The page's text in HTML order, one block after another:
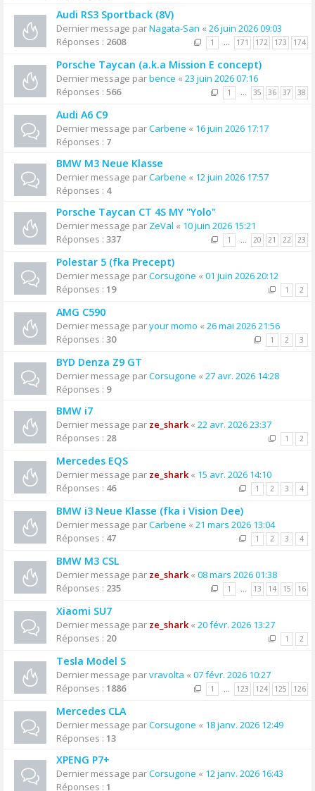
Audi RS3 Sportback (8V)
Dernier message parNagata-San « 26 juin 2026 09:03
Réponses : 2608 1 … 171 172 173 174
Porsche Taycan (a.k.a Mission E concept)
Dernier message parbence « 23 juin 2026 07:16
Réponses : 566 1 … 35 36 37 38
Audi A6 C9
Dernier message parCarbene « 16 juin 2026 17:17
Réponses : 7
BMW M3 Neue Klasse
Dernier message parCarbene « 12 juin 2026 17:57
Réponses : 4
Porsche Taycan CT 4S MY "Yolo"
Dernier message par ZeVal « 10 juin 2026 15:21
Réponses : 337 1 … 20 21 22 23
Polestar 5 (fka Precept)
Dernier message parCorsugone « 01 juin 2026 20:12
Réponses : 19 1 2
AMG C590
Dernier message paryour momo « 26 mai 2026 21:56
Réponses : 30 1 2 3
BYD Denza Z9 GT
Dernier message parCorsugone « 27 avr. 2026 14:28
Réponses : 9
BMW i7
Dernier message par ze_shark« 22 avr. 2026 23:37
Réponses : 28 1 2
Mercedes EQS
Dernier message par ze_shark« 15 avr. 2026 14:10
Réponses : 46 1 2 3 4
BMW i3 Neue Klasse (fka i Vision Dee)
Dernier message parCarbene « 21 mars 2026 13:04
Réponses : 47 1 2 3 4
BMW M3 CSL
Dernier message par ze_shark« 08 mars 2026 01:38
Réponses : 235 1 … 13 14 15 16
Xiaomi SU7
Dernier message par ze_shark« 20 févr. 2026 13:27
Réponses : 20 1 2
Tesla Model S
Dernier message parvravolta « 07 févr. 2026 10:27
Réponses : 1886 1 … 123 124 125 126
Mercedes CLA
Dernier message parCorsugone « 18 janv. 2026 12:49
Réponses : 13
XPENG P7+
Dernier message parCorsugone « 12 janv. 2026 16:43
Réponses : 1